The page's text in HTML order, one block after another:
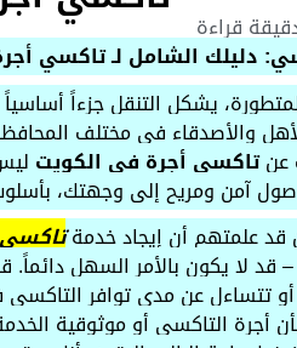
دليلك الشامل لـ تاكسي أجرة
يشكل التنقل جزءاً أساسياً
والأصدقاء في مختلف
عنتاكسي أجرة في الكويت
آمن ومريح إلى وجهتك،
قد علمتهم أن إيجاد خدمة
– قد لا يكون بالأمر السهل
تتساءل عن مدى توافر
أجرة التاكسي أو موثوقية